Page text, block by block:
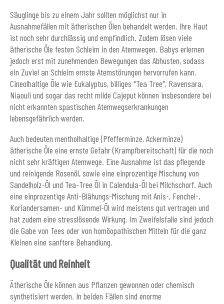
Säuglinge bis zu einem Jahr sollten möglichst nur in
Ausnahmefällen mit ätherischen Ölen behandelt werden. Ihre Haut
ist noch sehr durchlässig und empfindlich. Zudem lösen viele
ätherische Öle festen Schleim in den Atemwegen. Babys erlernen
jedoch erst mit zunehmenden Bewegungen das Abhusten, sodass
ein Zuviel an Schleim ernste Atemstörungen hervorrufen kann.
Cineolhaltige Öle wie Eukalyptus, billiges "Tea Tree", Ravensara,
Niaouli und sogar das recht milde Cajeput können insbesondere bei
nicht erkannten spastischen Atemwegserkrankungen
lebensgefährlich werden.
Auch bedeuten mentholhaltige (Pfefferminze, Ackerminze)
ätherische Öle eine ernste Gefahr (Krampfbereitschaft) für die noch
nicht sehr kräftigen Atemwege. Eine Ausnahme ist das pflegende
und reinigende Rosenöl, sowie eine einprozentige Mischung von
Sandelholz-Öl und Tea-Tree Öl in Calendula-Öl bei Milchschorf. Auch
eine einprozentige Anti-Blähungs-Mischung mit Anis-, Fenchel-,
Koriandersamen- und Kümmel-Öl wird meistens gut vertragen und
hat zudem eine stresslösende Wirkung. Im Zweifelsfalle sind jedoch
die Gabe von Tees oder von homöopathischen Mitteln für die ganz
Kleinen eine sanftere Behandlung.
Qualität und Reinheit
Ätherische Öle können aus Pflanzen gewonnen oder chemisch
synthetisiert werden. In beiden Fällen sind enorme